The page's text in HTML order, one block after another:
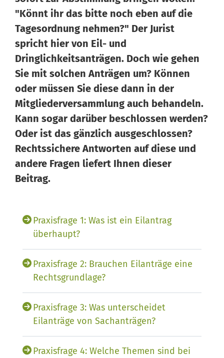
"Könnt ihr das bitte noch eben auf die
Tagesordnung nehmen?" Der Jurist
spricht hier von Eil- und
Dringlichkeitsanträgen. Doch wie gehen
Sie mit solchen Anträgen um? Können
oder müssen Sie diese dann in der
Mitgliederversammlung auch behandeln.
Kann sogar darüber beschlossen werden?
Oder ist das gänzlich ausgeschlossen?
Rechtssichere Antworten auf diese und
andere Fragen liefert Ihnen dieser
Beitrag.
Praxisfrage 1: Was ist ein Eilantrag
überhaupt?
Praxisfrage 2: Brauchen Eilanträge eine
Rechtsgrundlage?
Praxisfrage 3: Was unterscheidet
Eilanträge von Sachanträgen?
Praxisfrage 4: Welche Themen sind bei
Wissen von Vero Ihr KI-Agent
Vereinswelt. Ich gebe Ihnen schnell Antworten aus dem
Wissen von 14 erfahrenen Vereinsexperten. Und falls ich
einmal nicht weiterweiß, können Sie sich jederzeit an
unsere 14 Experten wenden – sie stehen Ihnen persönlich